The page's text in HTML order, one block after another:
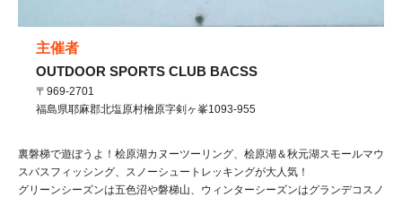
主催者
OUTDOOR SPORTS CLUB BACSS
〒969-2701
福島県耶麻郡北塩原村檜原字剣ヶ峯1093-955
裏磐梯で遊ぼうよ！桧原湖カヌーツーリング、桧原湖＆秋元湖スモールマウ
スバスフィッシング、スノーシュートレッキングが大人気！
グリーンシーズンは五色沼や磐梯山、ウィンターシーズンはグランデコスノ